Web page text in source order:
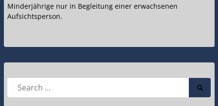
Minderjährige nur in Begleitung einer erwachsenen
Aufsichtsperson.
Search